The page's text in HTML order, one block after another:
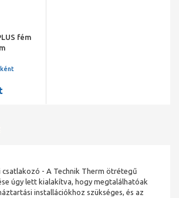
fém
csatlakozó - A Technik Therm ötrétegű
úgy lett kialakítva, hogy megtalálhatóak
installációkhoz szükséges, és az